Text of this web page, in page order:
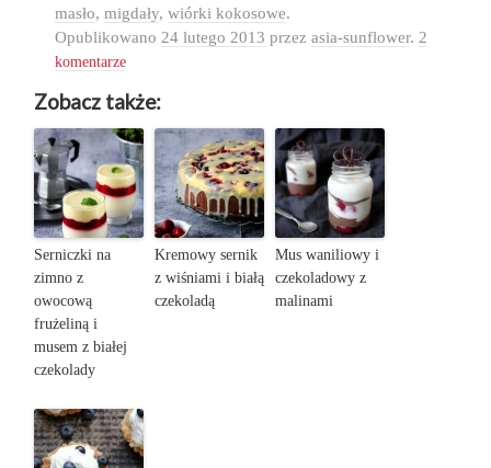
masło, migdały, wiórki kokosowe.
Opublikowano 24 lutego 2013 przez asia-sunflower. 2
komentarze
Zobacz także:
Serniczki na
zimno z
owocową
frużeliną i
musem z białej
czekolady
Kremowy sernik
z wiśniami i białą
czekoladą
Mus waniliowy i
czekoladowy z
malinami